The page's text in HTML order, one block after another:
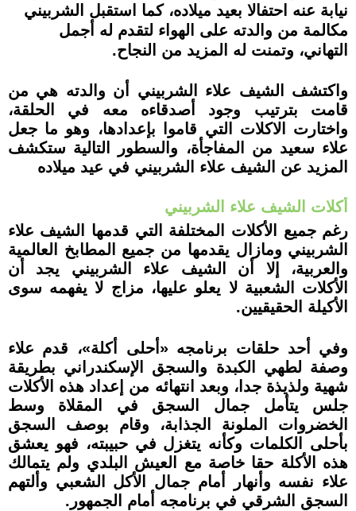
نيابة عنه احتفالا بعيد ميلاده، كما استقبل الشربيني
مكالمة من والدته على الهواء لتقدم له أجمل
التهاني، وتمنت له المزيد من النجاح.
واكتشف الشيف علاء الشربيني أن والدته هي من
قامت بترتيب وجود أصدقاءه معه في الحلقة،
واختارت الاكلات التي قاموا بإعدادها، وهو ما جعل
علاء سعيد من المفاجأة، والسطور التالية ستكشف
المزيد عن الشيف علاء الشربيني في عيد ميلاده
أكلات الشيف علاء الشربيني
رغم جميع الأكلات المختلفة التي قدمها الشيف علاء
الشربيني ومازال يقدمها من جميع المطابخ العالمية
والعربية، إلا أن الشيف علاء الشربيني يجد أن
الأكلات الشعبية لا يعلو عليها، مزاج لا يفهمه سوى
الأكيلة الحقيقيين.
وفي أحد حلقات برنامجه «أحلى أكلة»، قدم علاء
وصفة لطهي الكبدة والسجق الإسكندراني بطريقة
شهية ولذيذة جدا، وبعد انتهائه من إعداد هذه الأكلات
جلس يتأمل جمال السجق في المقلاة وسط
الخضروات الملونة الجذابة، وقام بوصف السجق
بأحلى الكلمات وكأنه يتغزل في حبيبته، فهو يعشق
هذه الأكلة حقا خاصة مع العيش البلدي ولم يتمالك
علاء نفسه وأنهار أمام جمال الأكل الشعبي وألتهم
السجق الشرقي في برنامجه أمام الجمهور.